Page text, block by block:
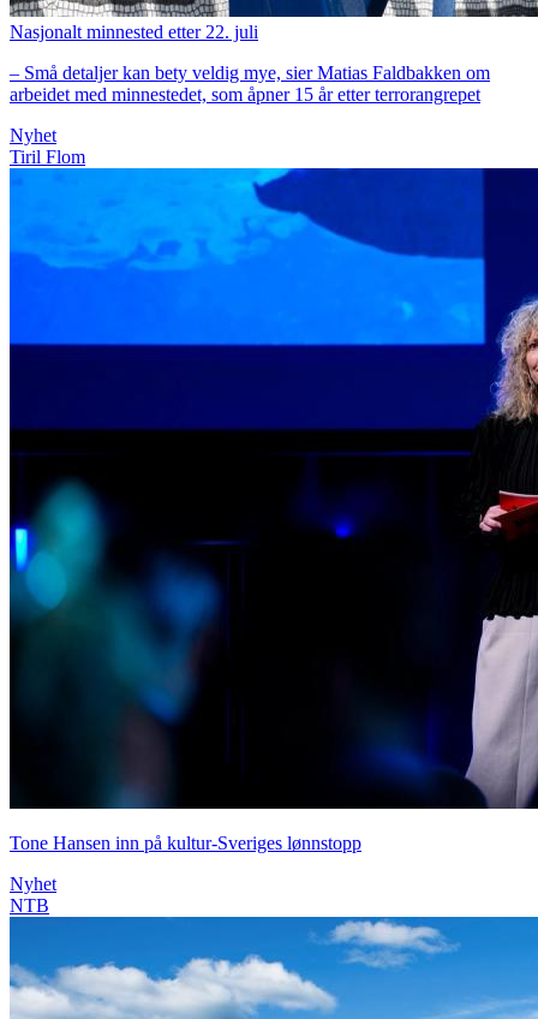
Nasjonalt minnested etter 22. juli
– Små detaljer kan bety veldig mye, sier Matias Faldbakken om
arbeidet med minnestedet, som åpner 15 år etter terrorangrepet
Nyhet
Tiril Flom
Tone Hansen inn på kultur-Sveriges lønnstopp
Nyhet
NTB